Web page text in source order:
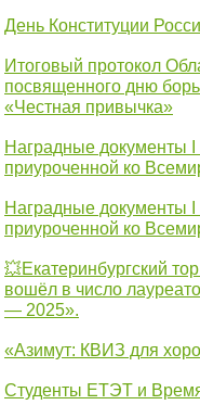
День Конституции
Итоговый протокол
посвященного дню
«Честная привычка»
Наградные документы
приуроченной ко
Наградные документы
приуроченной ко
💥Екатеринбургский
вошёл в число
— 2025».
«Азимут: КВИЗ для
Студенты ЕТЭТ и